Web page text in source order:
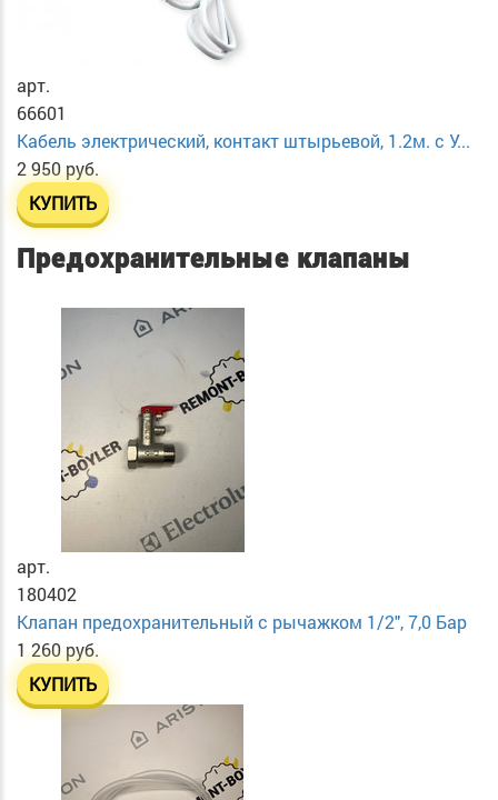
арт.
66601
Кабель электрический, контакт штырьевой, 1.2м. с У...
2 950 руб.
КУПИТЬ
Предохранительные клапаны
арт.
180402
Клапан предохранительный с рычажком 1/2", 7,0 Бар
1 260 руб.
КУПИТЬ